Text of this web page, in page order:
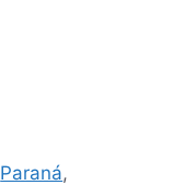
Paraná,